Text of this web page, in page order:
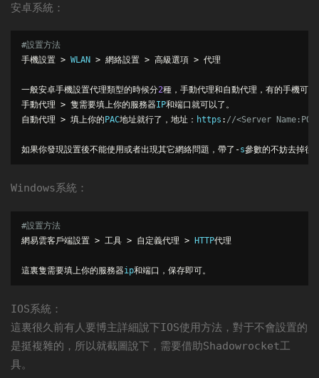
安卓系統：
#設置方法
手機設置 > WLAN > 網絡設置 > 高級選項 > 代理
一般安卓手機設置代理類型的時候分2種，手動代理和自動代理，有的手機可
手動代理 > 隻需要填上你的服務器IP和端口就可以了。
自動代理 > 填上你的 PAC地址就行了，地址： https : //<Server
如果你發現設置後不能使用或者出現其它網絡問題，帶了-s參數的不妨去掉後
Windows系統：
#設置方法
網易雲客戶端設置 > 工具 > 自定義代理 > HTTP代理
這裏隻需要填上你的服務器ip和端口，保存即可。
IOS系統：
這裏很久前有人要博主詳細說下IOS使用方法，對于不會設置的
是挺複雜的，所以就截圖說下，需要借助Shadowrocket工
具。